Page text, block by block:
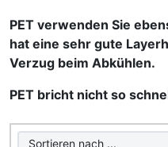
PET verwenden Sie
hat eine sehr gute
Verzug beim Abkühlen.
PET bricht nicht so
Hier können Sie die